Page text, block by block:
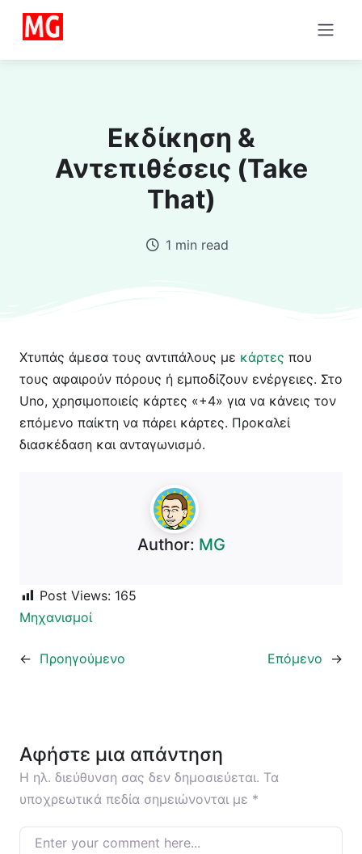
Εκδίκηση &
Αντεπιθέσεις (Take
That)
1 min read
Χτυπάς άμεσα τους αντιπάλους με κάρτες που
τους αφαιρούν πόρους ή εμποδίζουν ενέργειες. Στο
Uno, χρησιμοποιείς κάρτες «+4» για να κάνεις τον
επόμενο παίκτη να πάρει κάρτες. Προκαλεί
διασκέδαση και ανταγωνισμό.
Author: MG
Post Views: 165
Μηχανισμοί
← Προηγούμενο Επόμενο →
Αφήστε μια απάντηση
Η ηλ. διεύθυνση σας δεν δημοσιεύεται. Τα
υποχρεωτικά πεδία σημειώνονται με *
Enter your comment here…